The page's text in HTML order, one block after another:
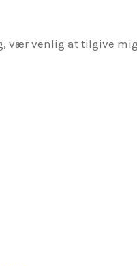
vær venlig at tilgive